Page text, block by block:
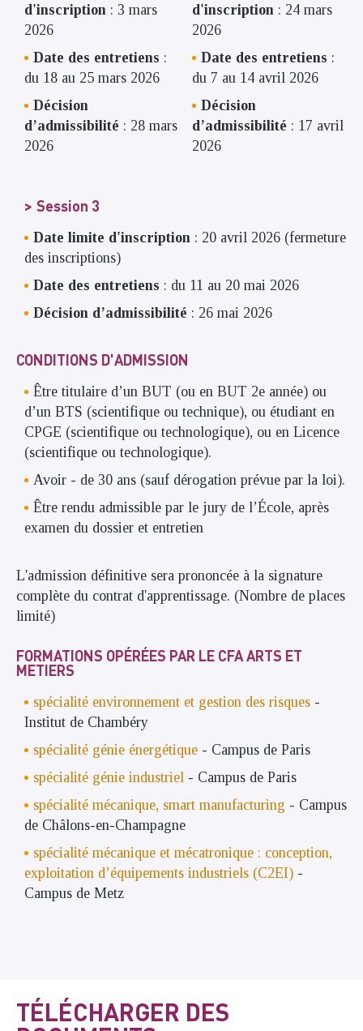
d'inscription : 3 mars
2026
Date des entretiens :
du 18 au 25 mars 2026
Décision
d’admissibilité : 28 mars
2026
d'inscription : 24 mars
2026
Date des entretiens :
du 7 au 14 avril 2026
Décision
d’admissibilité : 17 avril
2026
Session 3
Date limite d'inscription : 20 avril 2026 (fermeture
des inscriptions)
Date des entretiens : du 11 au 20 mai 2026
Décision d’admissibilité : 26 mai 2026
CONDITIONS D'ADMISSION
Être titulaire d’un BUT (ou en BUT 2e année) ou
d’un BTS (scientifique ou technique), ou étudiant en
CPGE (scientifique ou technologique), ou en Licence
(scientifique ou technologique).
Avoir - de 30 ans (sauf dérogation prévue par la loi).
Être rendu admissible par le jury de l’École, après
examen du dossier et entretien
L'admission définitive sera prononcée à la signature
complète du contrat d'apprentissage. (Nombre de places
limité)
FORMATIONS OPÉRÉES PAR LE CFA ARTS ET
METIERS
spécialité environnement et gestion des risques -
Institut de Chambéry
spécialité génie énergétique - Campus de Paris
spécialité génie industriel - Campus de Paris
spécialité mécanique, smart manufacturing - Campus
de Châlons-en-Champagne
spécialité mécanique et mécatronique : conception,
exploitation d’équipements industriels (C2EI) -
Campus de Metz
TÉLÉCHARGER DES